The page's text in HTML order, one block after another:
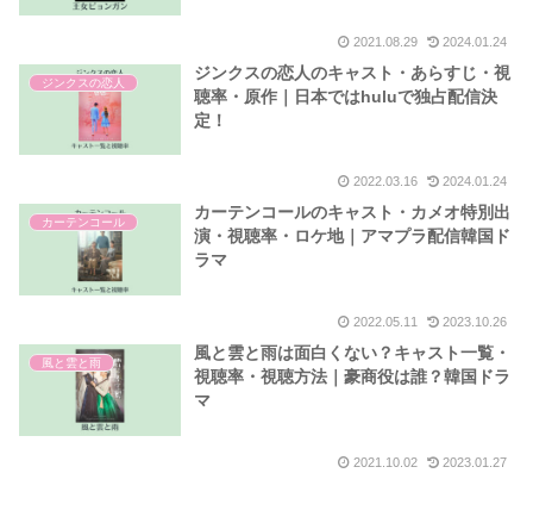
2021.08.29 2024.01.24
ジンクスの恋人
ジンクスの恋人のキャスト・あらすじ・視
聴率・原作｜日本ではhuluで独占配信決
定！
2022.03.16 2024.01.24
カーテンコール
カーテンコールのキャスト・カメオ特別出
演・視聴率・ロケ地｜アマプラ配信韓国ド
ラマ
2022.05.11 2023.10.26
風と雲と雨
風と雲と雨は面白くない？キャスト一覧・
視聴率・視聴方法｜豪商役は誰？韓国ドラ
マ
2021.10.02 2023.01.27